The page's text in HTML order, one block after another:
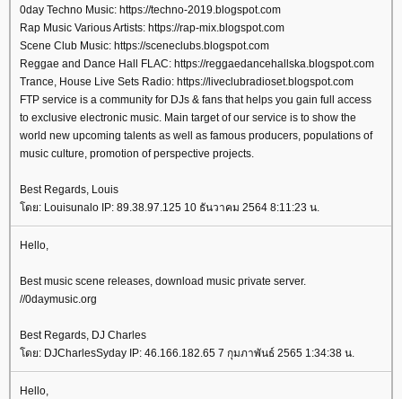
0day Techno Music: https://techno-2019.blogspot.com
Rap Music Various Artists: https://rap-mix.blogspot.com
Scene Club Music: https://sceneclubs.blogspot.com
Reggae and Dance Hall FLAC: https://reggaedancehallska.blogspot.com
Trance, House Live Sets Radio: https://liveclubradioset.blogspot.com
FTP service is a community for DJs & fans that helps you gain full access
to exclusive electronic music. Main target of our service is to show the
world new upcoming talents as well as famous producers, populations of
music culture, promotion of perspective projects.
Best Regards, Louis
ดย: Louisunalo IP: 89.38.97.125 10 ธันวาคม 2564 8:11:23 น.
Hello,
Best music scene releases, download music private server.
//0daymusic.org
Best Regards, DJ Charles
ดย: DJCharlesSyday IP: 46.166.182.65 7 กุมภาพันธ์ 2565 1:34:38 น.
Hello,